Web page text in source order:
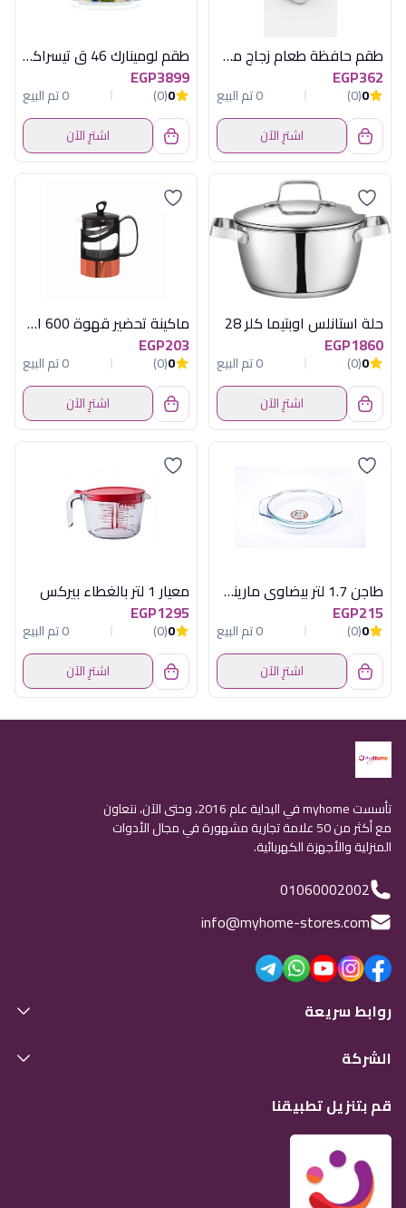
طقم حافظة طعام زجاج مستطيل قطعتين 53 أونصة أكسفورد - 3RC150-0CL
EGP362
0
(0)
0 تم البيع
اشترِ الآن
طقم لومينارك 46 ق تيسراكت اماراتى
EGP3899
0
(0)
0 تم البيع
اشترِ الآن
حلة استانلس اوبتيما كلر 28
EGP1860
0
(0)
0 تم البيع
اشترِ الآن
ماكينة تحضير قهوة 600 اسود*نحاسى هيريفين
EGP203
0
(0)
0 تم البيع
اشترِ الآن
طاجن 1.7 لتر بيضاوى مارينكس
EGP215
0
(0)
0 تم البيع
اشترِ الآن
معيار 1 لتر بالغطاء بيركس
EGP1295
0
(0)
0 تم البيع
اشترِ الآن
تأسست myhome في البداية عام 2016، وحتى الآن، نتعاون
مع أكثر من 50 علامة تجارية مشهورة في مجال الأدوات
المنزلية والأجهزة الكهربائية.
01060002002
info@myhome-stores.com
روابط سريعة
الشركة
قم بتنزيل تطبيقنا